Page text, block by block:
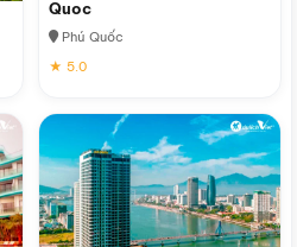
Quoc
Phú Quốc
★ 5.0